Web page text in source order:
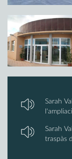
Sarah
Sarah
traspàs